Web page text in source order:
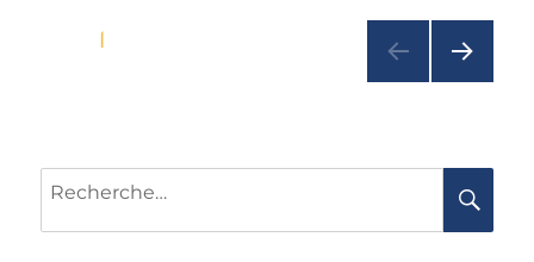
Pagination
1
SUIV
Recherche